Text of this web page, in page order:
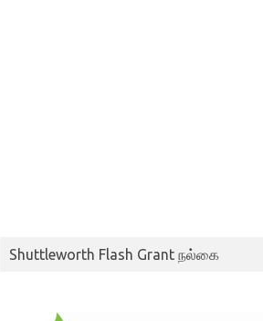
Shuttleworth Flash Grant நல்கை